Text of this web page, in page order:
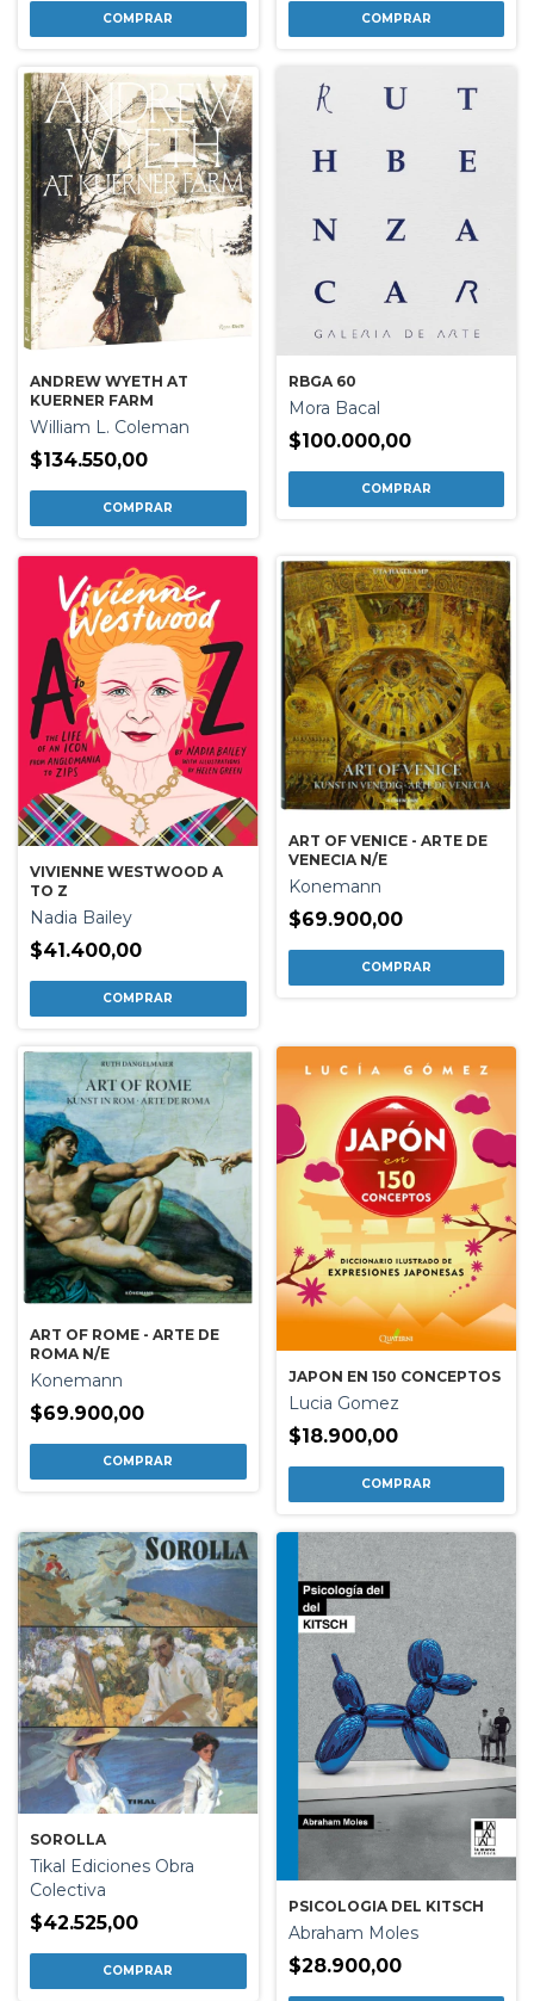
ANDREW WYETH AT
KUERNER FARM
William L. Coleman
$134.550,00
RBGA 60
Mora Bacal
$100.000,00
VIVIENNE WESTWOOD A
TO Z
Nadia Bailey
$41.400,00
ART OF VENICE - ARTE DE
VENECIA N/E
Konemann
$69.900,00
ART OF ROME - ARTE DE
ROMA N/E
Konemann
$69.900,00
JAPON EN 150 CONCEPTOS
Lucia Gomez
$18.900,00
SOROLLA
Tikal Ediciones Obra
Colectiva
$42.525,00
PSICOLOGIA DEL KITSCH
Abraham Moles
$28.900,00